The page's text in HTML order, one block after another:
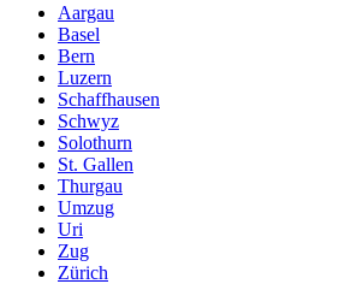
Aargau
Basel
Bern
Luzern
Schaffhausen
Schwyz
Solothurn
St. Gallen
Thurgau
Umzug
Uri
Zug
Zürich